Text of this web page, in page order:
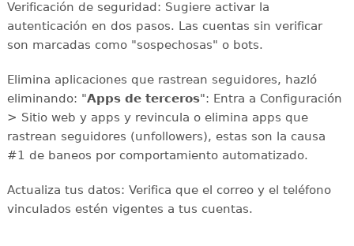
Verificación de seguridad: Sugiere activar la
autenticación en dos pasos. Las cuentas sin verificar
son marcadas como "sospechosas" o bots.
Elimina aplicaciones que rastrean seguidores, hazló
eliminando: "Apps de terceros": Entra a Configuración
> Sitio web y apps y revincula o elimina apps que
rastrean seguidores (unfollowers), estas son la causa
#1 de baneos por comportamiento automatizado.
Actualiza tus datos: Verifica que el correo y el teléfono
vinculados estén vigentes a tus cuentas.